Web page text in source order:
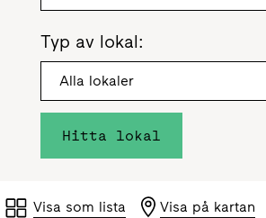
Typ av lokal:
Alla lokaler
Hitta lokal
Visa som lista Visa på kartan